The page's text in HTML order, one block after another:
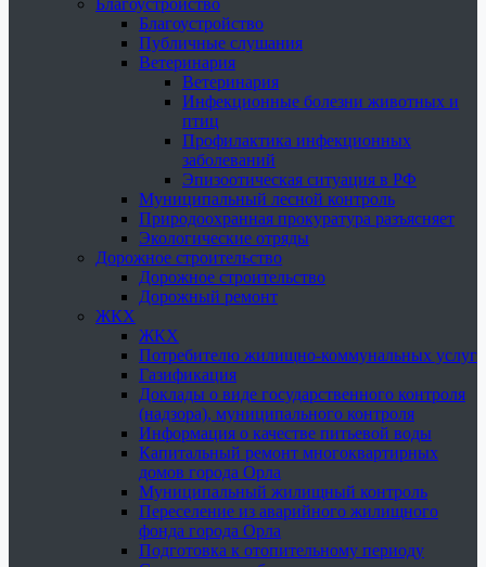
Благоустройство
Благоустройство
Публичные слушания
Ветеринария
Ветеринария
Инфекционные болезни животных и
птиц
Профилактика инфекционных
заболеваний
Эпизоотическая ситуация в РФ
Муниципальный лесной контроль
Природоохранная прокуратура разъясняет
Экологические отряды
Дорожное строительство
Дорожное строительство
Дорожный ремонт
ЖКХ
ЖКХ
Потребителю жилищно-коммунальных услуг
Газификация
Доклады о виде государственного контроля
(надзора), муниципального контроля
Информация о качестве питьевой воды
Капитальный ремонт многоквартирных
домов города Орла
Муниципальный жилищный контроль
Переселение из аварийного жилищного
фонда города Орла
Подготовка к отопительному периоду